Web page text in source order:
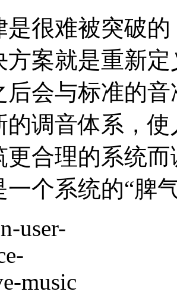
是很难被突破
方案就是重新
后会与标准的
的调音体系，
更合理的系统
一个系统的“脾